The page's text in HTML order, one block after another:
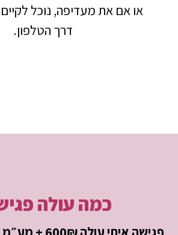
או אם את מעדיפה, נוכל
דרך הטלפון.
כמה עולה